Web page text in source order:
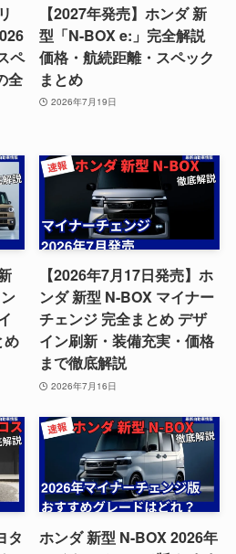
ペ
全
【2027年発売】ホンダ 新
型「N-BOX e:」完全解説
価格・航続距離・スペック
まとめ
2026年7月19日
め
【2026年7月17日発売】ホ
ンダ 新型 N-BOX マイナー
チェンジ 完全まとめ デザ
イン刷新・装備充実・価格
まで徹底解説
2026年7月16日
タ
ホンダ 新型 N-BOX 2026年